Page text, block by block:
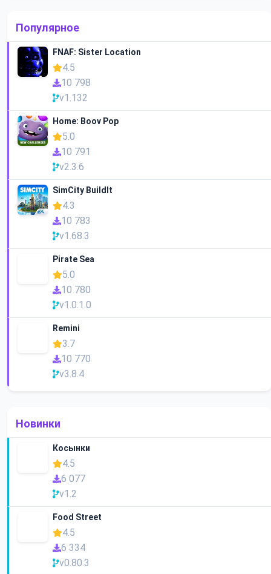
Популярное
FNAF: Sister Location
4.5
10 798
v1.132
Home: Boov Pop
5.0
10 791
v2.3.6
SimCity BuildIt
4.3
10 783
v1.68.3
Pirate Sea
5.0
10 780
v1.0.1.0
Remini
3.7
10 770
v3.8.4
Новинки
Косынки
4.5
6 077
v1.2
Food Street
4.5
6 334
v0.80.3